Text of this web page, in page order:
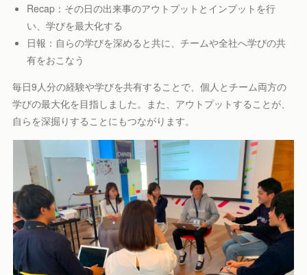
Recap：その日の出来事のアウトプットとインプットを行
い、学びを最大化する
日報：自らの学びを深めると共に、チームや全社へ学びの共
有をおこなう
毎日9人分の経験や学びを共有することで、個人とチーム両方の
学びの最大化を目指しました。また、アウトプットすることが、
自らを深掘りすることにもつながります。